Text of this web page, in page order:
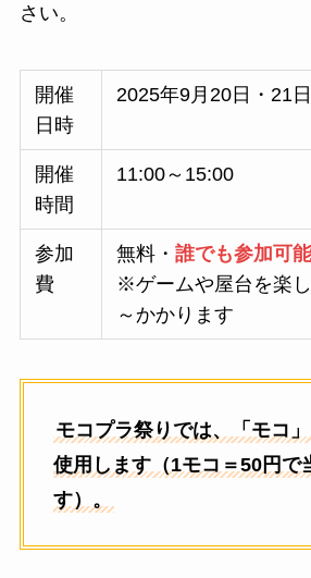
さい。
開催
日時
2025年9月20日・21日
開催
時間
11:00～15:00
参加
費
無料・誰でも参加可
※ゲームや屋台を楽
～かかります
モコプラ祭りでは、「モコ
使用します（1モコ＝50円で
す）。